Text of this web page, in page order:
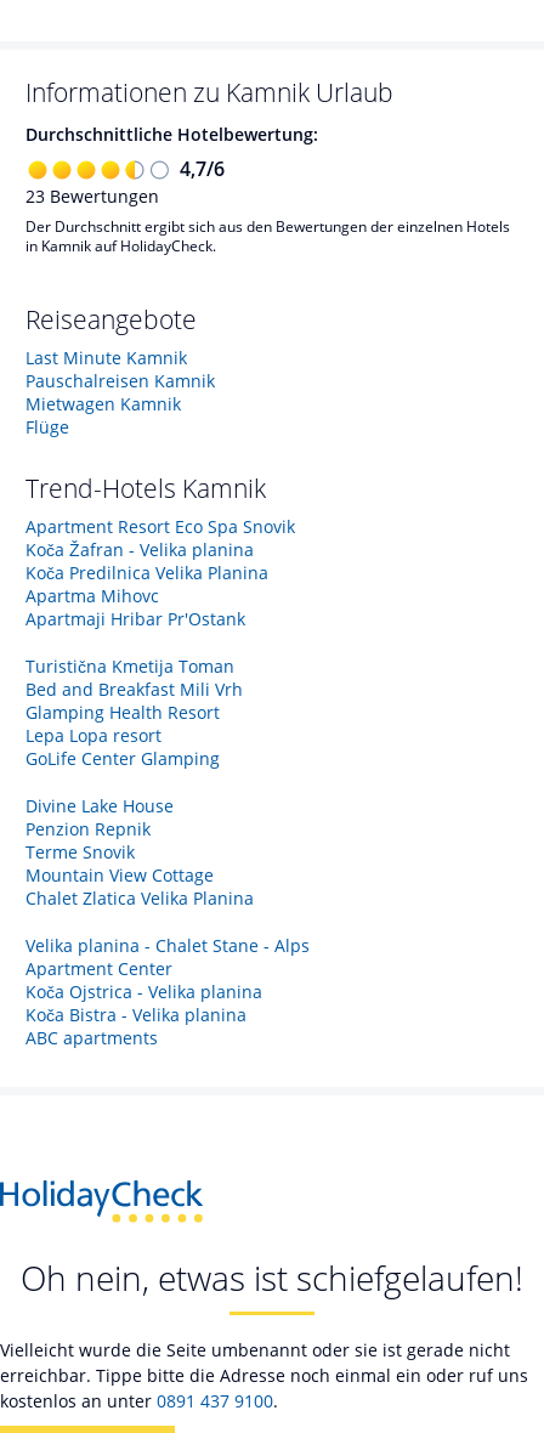
Informationen zu Kamnik Urlaub
Durchschnittliche Hotelbewertung:
4,7/6
23 Bewertungen
Der Durchschnitt ergibt sich aus den Bewertungen der einzelnen Hotels
in Kamnik auf HolidayCheck.
Reiseangebote
Last Minute Kamnik
Pauschalreisen Kamnik
Mietwagen Kamnik
Flüge
Trend-Hotels Kamnik
Apartment Resort Eco Spa Snovik
Koča Žafran - Velika planina
Koča Predilnica Velika Planina
Apartma Mihovc
Apartmaji Hribar Pr'Ostank
Turistična Kmetija Toman
Bed and Breakfast Mili Vrh
Glamping Health Resort
Lepa Lopa resort
GoLife Center Glamping
Divine Lake House
Penzion Repnik
Terme Snovik
Mountain View Cottage
Chalet Zlatica Velika Planina
Velika planina - Chalet Stane - Alps
Apartment Center
Koča Ojstrica - Velika planina
Koča Bistra - Velika planina
ABC apartments
Oh nein, etwas ist schiefgelaufen!
Vielleicht wurde die Seite umbenannt oder sie ist gerade nicht
erreichbar. Tippe bitte die Adresse noch einmal ein oder ruf uns
kostenlos an unter 0891 437 9100.